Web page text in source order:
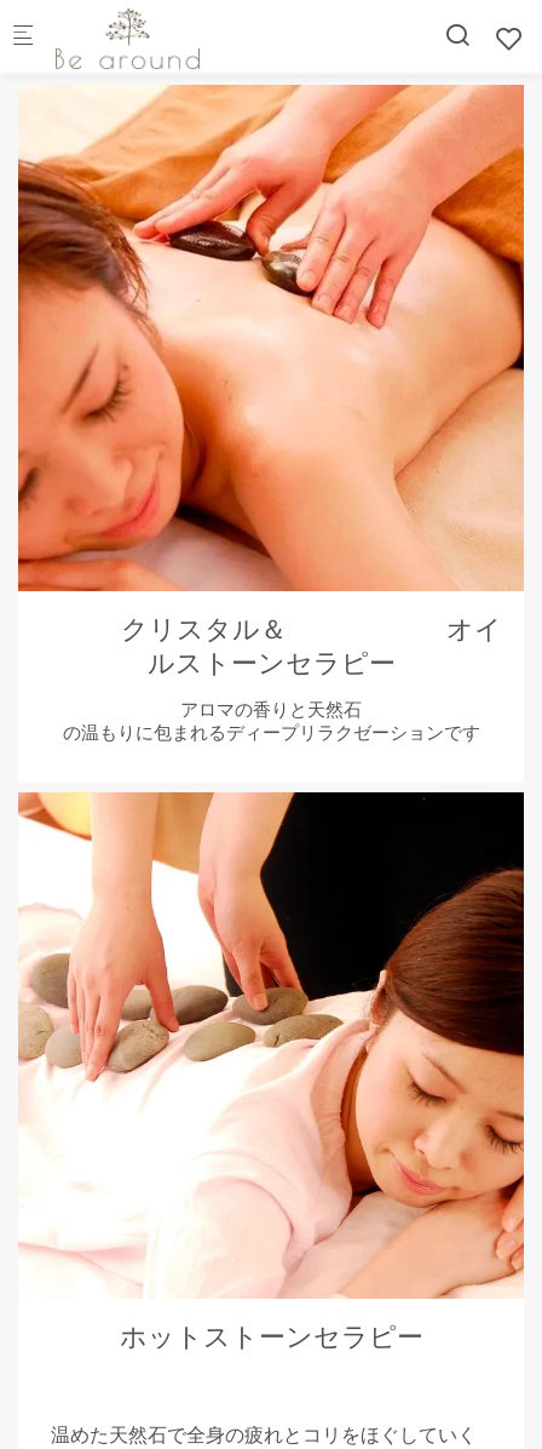
Skip to main content
クリスタル＆ オイ
ルストーンセラピー
アロマの香りと天然石
の温もりに包まれるディープリラクゼーションです
ホットストーンセラピー
温めた天然石で全身の疲れとコリをほぐしていく